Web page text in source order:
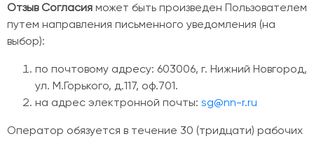
Отзыв Согласия может быть произведен Пользователем
путем направления письменного уведомления (на
выбор):
по почтовому адресу: 603006, г. Нижний Новгород,
ул. М.Горького, д.117, оф.701.
на адрес электронной почты: sg@nn-r.ru
Оператор обязуется в течение 30 (тридцати) рабочих